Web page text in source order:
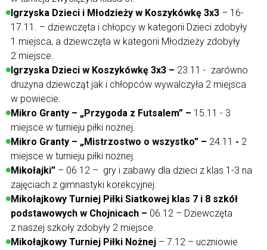
Igrzyska Dzieci i Młodzieży w Koszykówkę 3x3– 16-
17.11. – dziewczęta i chłopcy w kategorii Dzieci zdobyły
1 miejsca, a dziewczęta w kategorii Młodzieży zdobyły
2 miejsce.
Igrzyska Dzieci w Koszykówkę 3x3 – 23.11 - zarówno
drużyna dziewcząt jak i chłopców wywalczyła 2 miejsca
w powiecie.
Mikro Granty – „Przygoda z Futsalem” – 15.11 - 3
miejsce w turnieju piłki nożnej.
Mikro Granty – „Mistrzostwo o wszystko” – 24.11 - 2
miejsce w turnieju piłki nożnej.
Mikołajki” – 06.12 – gry i zabawy dla dzieci z klas 1-3 na
zajęciach z gimnastyki korekcyjnej.
Mikołajkowy Turniej Piłki Siatkowej klas 7 i 8 szkół
podstawowych w Chojnicach – 06.12 – Dziewczęta
z naszej szkoły zdobyły 2 miejsce.
Mikołajkowy Turniej Piłki Nożnej – 7.12 – uczniowie